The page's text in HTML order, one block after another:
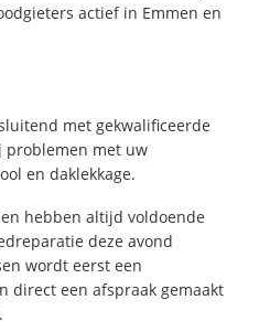
actief in Emmen en
met gekwalificeerde
problemen met uw
en daklekkage.
hebben altijd voldoende
deze avond
wordt eerst een
direct een afspraak gemaakt